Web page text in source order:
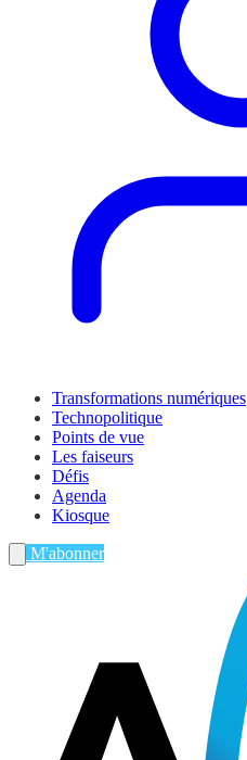
Transformations numériques
Technopolitique
Points de vue
Les faiseurs
Défis
Agenda
Kiosque
M'abonner